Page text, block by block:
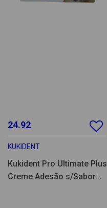
24.92
KUKIDENT
Kukident Pro Ultimate Plus
Creme Adesão s/Sabor